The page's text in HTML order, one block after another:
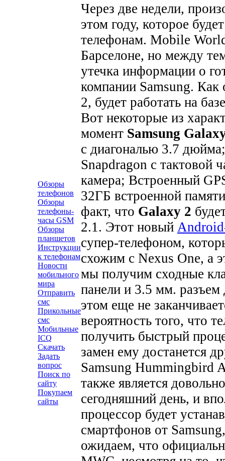
Обзоры
телефонов
Обзоры
телефоны-
часы GSM
Обзоры
планшетов
Инструкции
к телефонам
Новости
мобильного
мира
Отправить
смс
Прикольные
смс
Мобильные
ICQ
Скачать
Задать
вопрос
Поиск по
сайту
Покупаем
сайты
Через две недели,
этом году, которое
телефонам. Mobile
Барселоне, но между
утечка информации о
компании Samsung.
2, будет работать на
Вот некоторые из
момент Samsung
с диагональю 3.7
Snapdragon с тактовой
камера; Встроенный
32ГБ встроенной
факт, что Galaxy 2
2.1. Этот новый
супер-телефоном,
схожим с Nexus One, а
мы получим сходные
панели и 3.5 мм.
этом еще не
вероятность того, что
получить быстрый
замен ему достанется
Samsung Hummingbird
также является
сегодняшний день, и
процессор будет
смартфонов от
ожидаем, что